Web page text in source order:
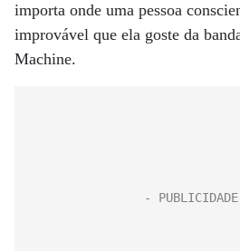
importa onde uma pessoa
improvável que ela goste da
Machine.